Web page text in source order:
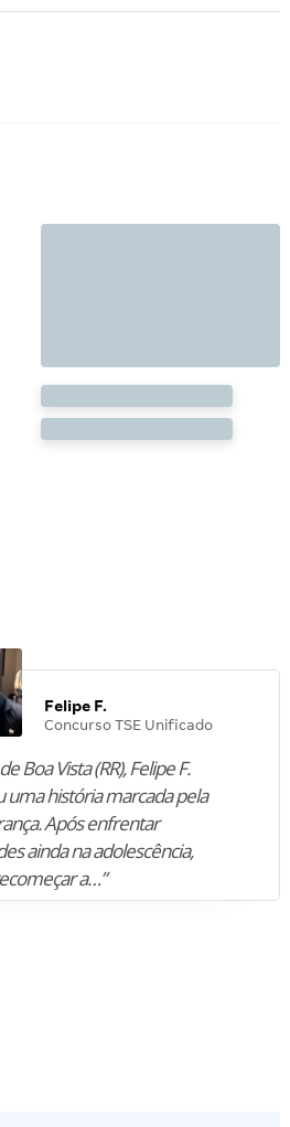
Felipe F.
Concurso TSE Unificado
Boa Vista (RR), Felipe F.
uma história marcada pela
Após enfrentar
ainda na adolescência,
a…”